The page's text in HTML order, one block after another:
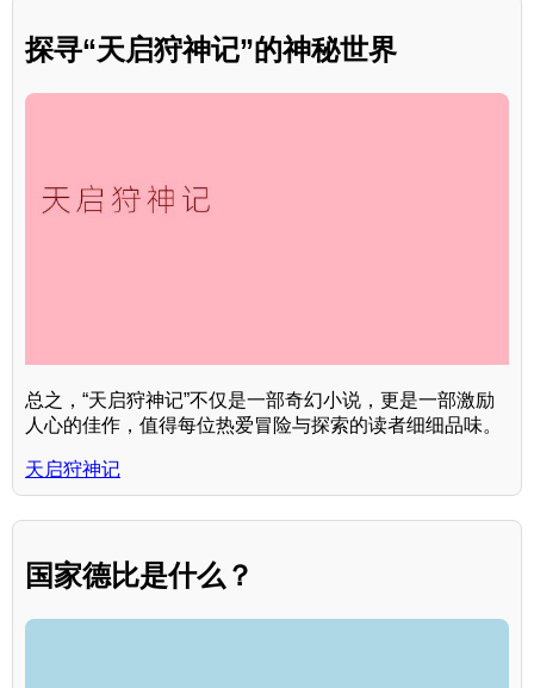
探寻“天启狩神记”的神秘世界
总之，“天启狩神记”不仅是一部奇幻小说，更是一部激励
人心的佳作，值得每位热爱冒险与探索的读者细细品味。
天启狩神记
国家德比是什么？